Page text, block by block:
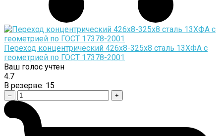
Переход концентрический 426х8-325х8 сталь 13ХФА с
геометрией по ГОСТ 17378-2001
Ваш голос учтен
4.7
В резерве: 15
– +